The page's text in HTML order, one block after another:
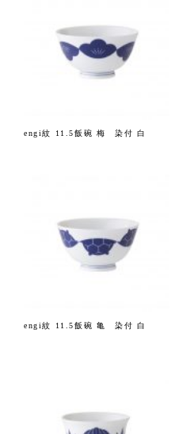
engi紋 11.5飯碗 梅 染付 白
engi紋 11.5飯碗 亀 染付 白